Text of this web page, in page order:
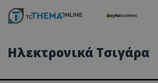
Ηλεκτρονικά Τσιγάρα